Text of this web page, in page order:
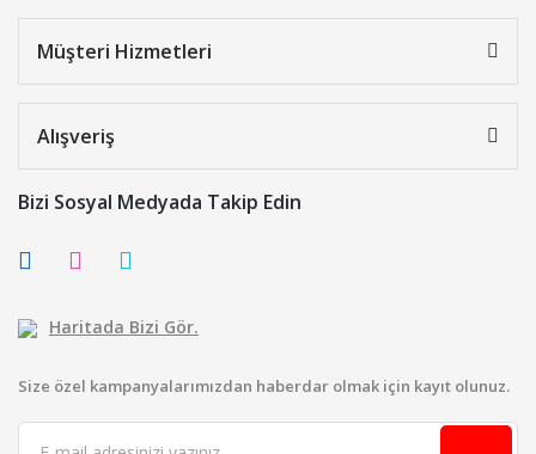
Müşteri Hizmetleri
Alışveriş
Bizi Sosyal Medyada Takip Edin
Haritada Bizi Gör.
Size özel kampanyalarımızdan haberdar olmak için kayıt olunuz.